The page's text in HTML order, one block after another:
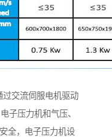
交流伺服电机驱动
子压力机和气压、
全，电子压力机设